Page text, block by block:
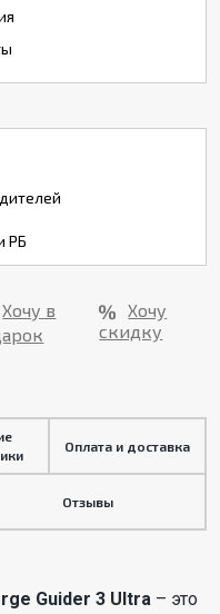
РБ
Хочу в
Хочу
скидку
Оплата и доставка
Отзывы
Guider 3 Ultra – это